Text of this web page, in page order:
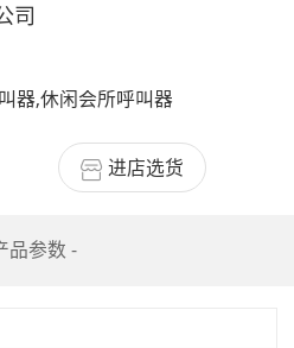
司
器,休闲会所呼叫器
进店选货
品参数 -